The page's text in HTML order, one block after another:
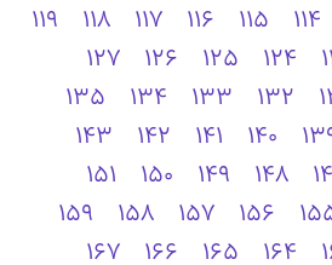
114
115
116
117
118
119
124
125
126
127
132
133
134
135
140
141
142
143
148
149
150
151
156
157
158
159
164
165
166
167